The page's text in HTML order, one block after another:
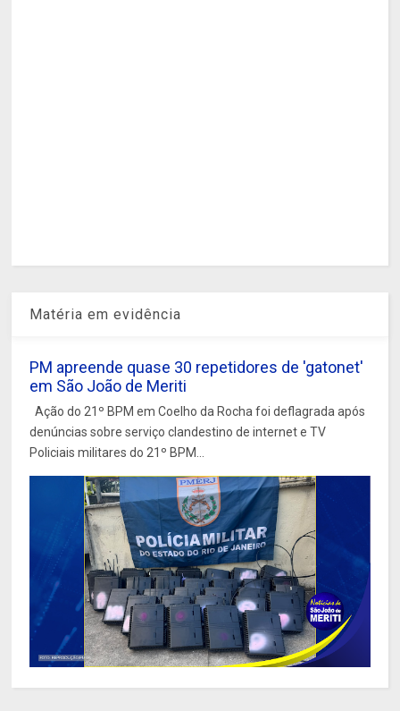
Matéria em evidência
PM apreende quase 30 repetidores de 'gatonet'
em São João de Meriti
Ação do 21º BPM em Coelho da Rocha foi deflagrada após
denúncias sobre serviço clandestino de internet e TV
Policiais militares do 21º BPM...